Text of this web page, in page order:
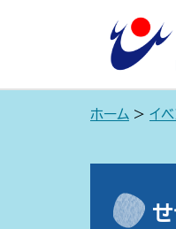
ホーム > イ